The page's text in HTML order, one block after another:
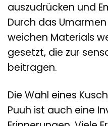
auszudrücken und
Durch das
weichen Materials
gesetzt, die zur
beitragen.
Die Wahl eines
Puuh ist auch eine